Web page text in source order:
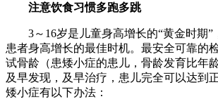
注意饮食习惯多跑多跳
3～16岁是儿童身高增长的“黄金时期”
患者身高增长的最佳时机。最安全可靠的
试骨龄（患矮小症的患儿，骨龄发育比年
及早发现，及早治疗，患儿完全可以达到
矮小症有以下办法：